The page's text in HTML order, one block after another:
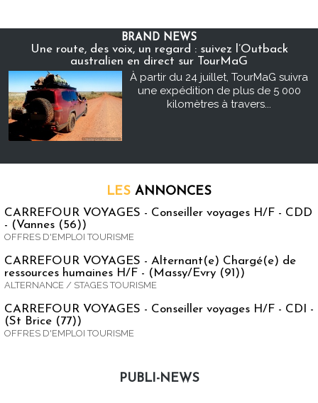
BRAND NEWS
Une route, des voix, un regard : suivez l’Outback
australien en direct sur TourMaG
À partir du 24 juillet, TourMaG suivra
une expédition de plus de 5 000
kilomètres à travers...
LES ANNONCES
CARREFOUR VOYAGES - Conseiller voyages H/F - CDD
- (Vannes (56))
OFFRES D'EMPLOI TOURISME
CARREFOUR VOYAGES - Alternant(e) Chargé(e) de
ressources humaines H/F - (Massy/Evry (91))
ALTERNANCE / STAGES TOURISME
CARREFOUR VOYAGES - Conseiller voyages H/F - CDI -
(St Brice (77))
OFFRES D'EMPLOI TOURISME
PUBLI-NEWS